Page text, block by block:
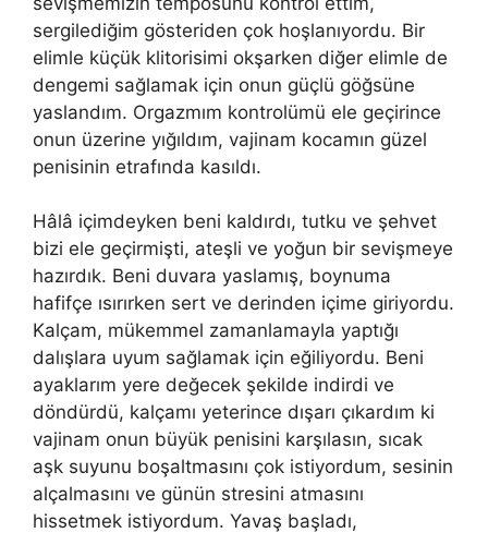
sergilediğim gösteriden çok hoşlanıyordu. Bir
elimle küçük klitorisimi okşarken diğer elimle de
dengemi sağlamak için onun güçlü göğsüne
yaslandım. Orgazmım kontrolümü ele geçirince
onun üzerine yığıldım, vajinam kocamın güzel
penisinin etrafında kasıldı.
Hâlâ içimdeyken beni kaldırdı, tutku ve şehvet
bizi ele geçirmişti, ateşli ve yoğun bir sevişmeye
hazırdık. Beni duvara yaslamış, boynuma
hafifçe ısırırken sert ve derinden içime giriyordu.
Kalçam, mükemmel zamanlamayla yaptığı
dalışlara uyum sağlamak için eğiliyordu. Beni
ayaklarım yere değecek şekilde indirdi ve
döndürdü, kalçamı yeterince dışarı çıkardım ki
vajinam onun büyük penisini karşılasın, sıcak
aşk suyunu boşaltmasını çok istiyordum, sesinin
alçalmasını ve günün stresini atmasını
hissetmek istiyordum. Yavaş başladı,